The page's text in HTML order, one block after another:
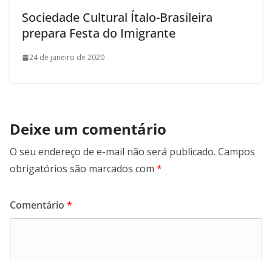
Sociedade Cultural Ítalo-Brasileira
prepara Festa do Imigrante
24 de janeiro de 2020
Deixe um comentário
O seu endereço de e-mail não será publicado. Campos
obrigatórios são marcados com *
Comentário *